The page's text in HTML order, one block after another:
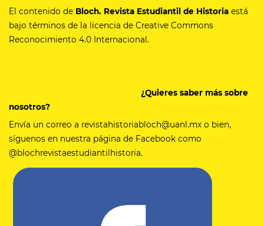
El contenido de Bloch. Revista Estudiantil de Historia está
bajo términos de la licencia de Creative Commons
Reconocimiento 4.0 Internacional.
¿Quieres saber más sobre
nosotros?
Envía un correo a revistahistoriabloch@uanl.mx o bien,
síguenos en nuestra página de Facebook como
@blochrevistaestudiantilhistoria.